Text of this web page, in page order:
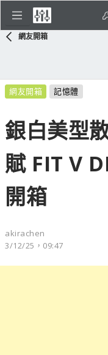
網友開箱
網友開箱 記憶體
銀白美型
賦 FIT V
開箱
akirachen
3/12/25，09:47